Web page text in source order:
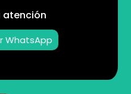
atención
WhatsApp